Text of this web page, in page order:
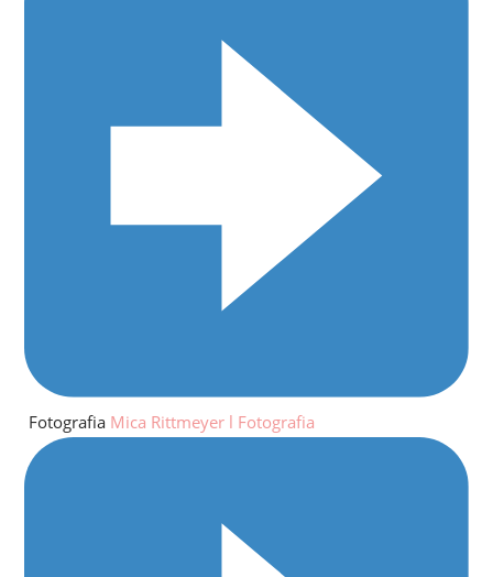
Fotografia Mica Rittmeyer l Fotografia